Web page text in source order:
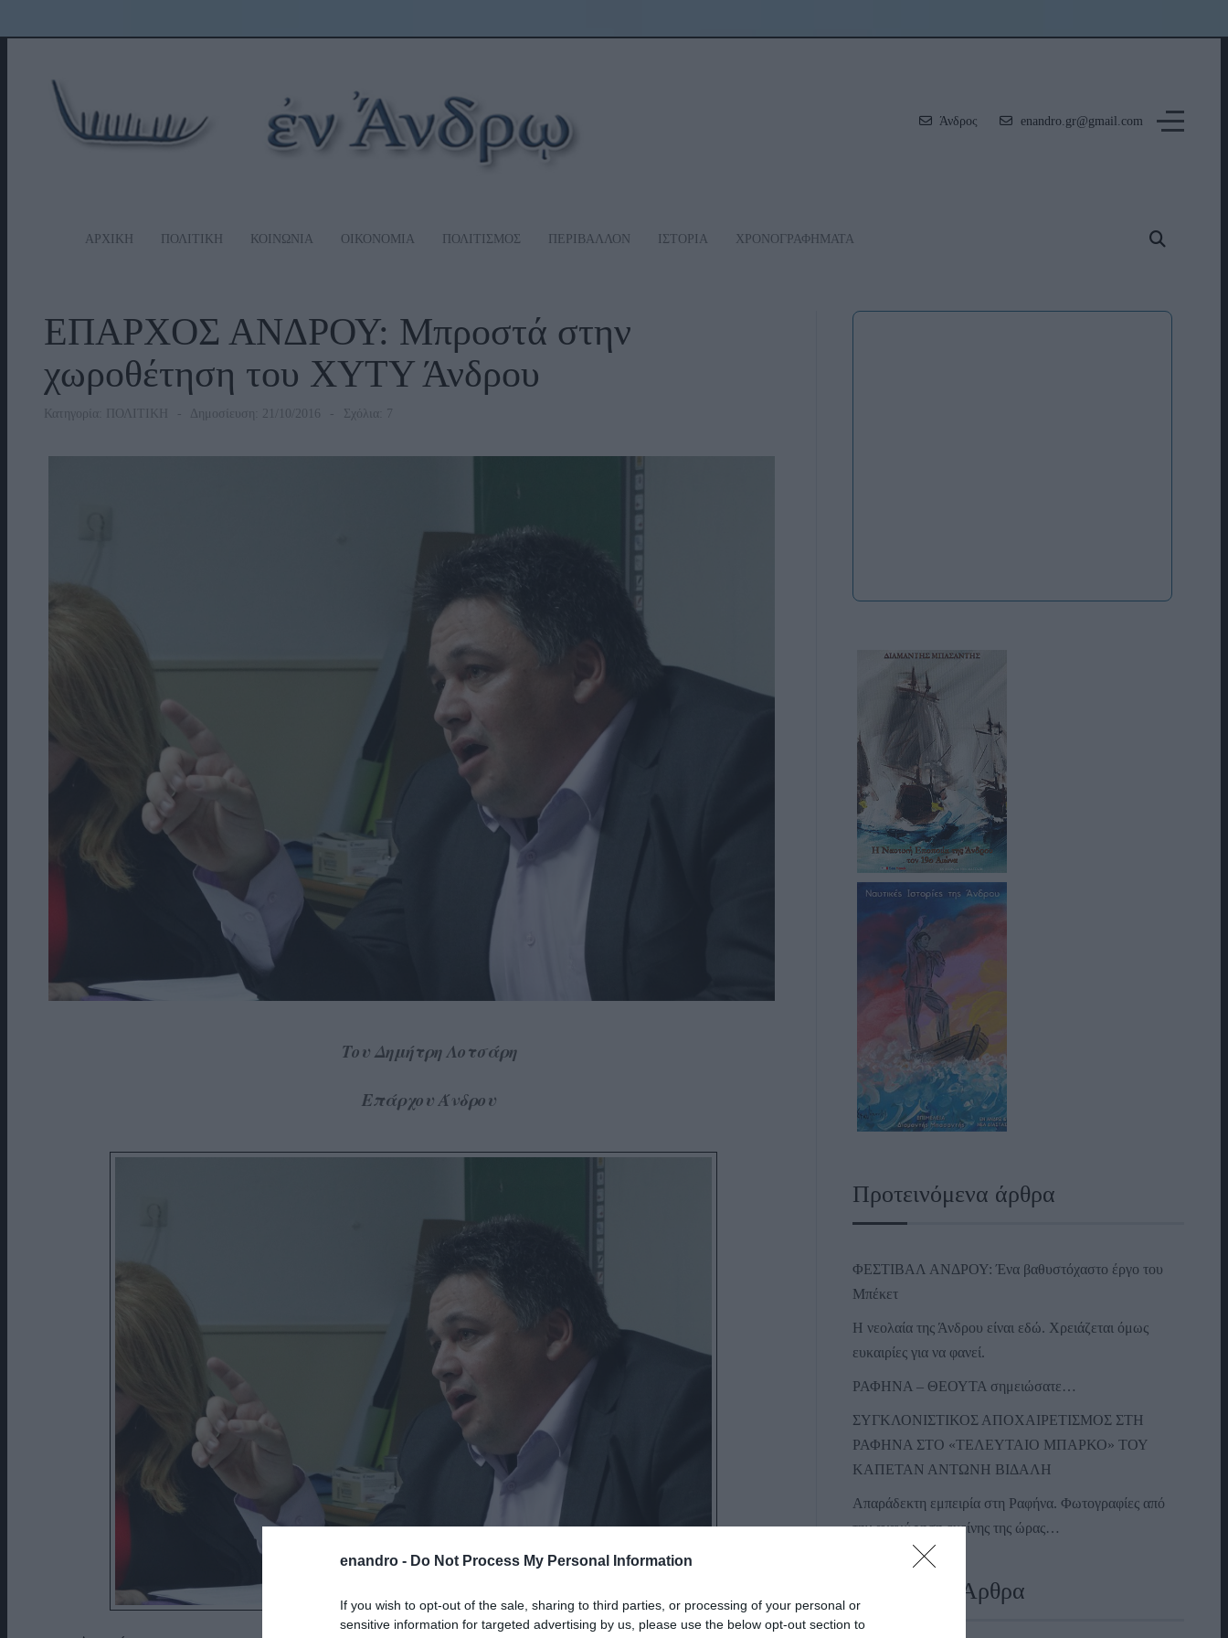
enandro - Do Not Process My Personal Information
If you wish to opt-out of the sale, sharing to third parties, or processing of your personal or
sensitive information for targeted advertising by us, please use the below opt-out section to
Άνδρος enandro.gr@gmail.com
ΑΡΧΙΚΗ ΠΟΛΙΤΙΚΗ ΚΟΙΝΩΝΙΑ ΟΙΚΟΝΟΜΙΑ ΠΟΛΙΤΙΣΜΟΣ ΠΕΡΙΒΑΛΛΟΝ ΙΣΤΟΡΙΑ ΧΡΟΝΟΓΡΑΦΗΜΑΤΑ
ΕΠΑΡΧΟΣ ΑΝΔΡΟΥ: Μπροστά στην
χωροθέτηση του ΧΥΤΥ Άνδρου
Κατηγορία: ΠΟΛΙΤΙΚΗ Δημοσίευση: 21/10/2016 Σχόλια: 7
Του Δημήτρη Λοτσάρη
Επάρχου Άνδρου
Προτεινόμενα άρθρα
ΦΕΣΤΙΒΑΛ ΑΝΔΡΟΥ: Ένα βαθυστόχαστο έργο του
Μπέκετ
Η νεολαία της Άνδρου είναι εδώ. Χρειάζεται όμως
ευκαιρίες για να φανεί.
ΡΑΦΗΝΑ – ΘΕΟΥΤΑ σημειώσατε…
ΣΥΓΚΛΟΝΙΣΤΙΚΟΣ ΑΠΟΧΑΙΡΕΤΙΣΜΟΣ ΣΤΗ
ΡΑΦΗΝΑ ΣΤΟ «ΤΕΛΕΥΤΑΙΟ ΜΠΑΡΚΟ» ΤΟΥ
ΚΑΠΕΤΑΝ ΑΝΤΩΝΗ ΒΙΔΑΛΗ
Απαράδεκτη εμπειρία στη Ραφήνα. Φωτογραφίες από
την αναχώρηση εκείνης της ώρας…
Πρόσφατα Άρθρα